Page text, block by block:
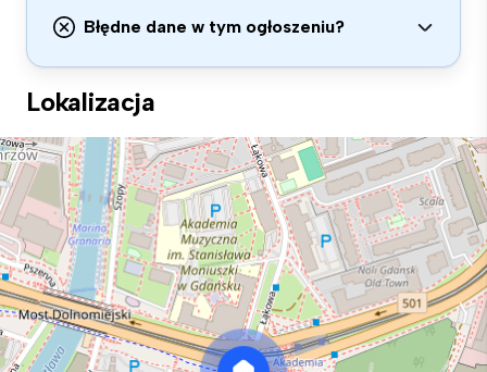
Błędne dane w tym ogłoszeniu?
Lokalizacja